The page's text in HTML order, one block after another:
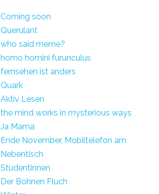
Coming soon
Querulant
who said meme?
homo homini furunculus
fernsehen ist anders
Quark
Aktiv Lesen
the mind works in mysterious ways
Ja Mama
Ende November, Mobiltelefon am
Nebentisch
Studentinnen
Der Bohnen Fluch